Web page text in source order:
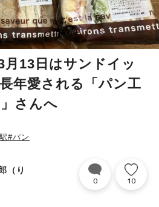
月13日はサンドイッ
年愛される「パン工
さんへ
#パン
（り
0 10